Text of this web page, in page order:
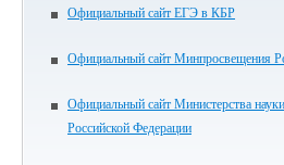
Официальный сайт ЕГЭ в КБР
Официальный сайт Минпросвещения
Официальный сайт Министерства
Российской Федерации